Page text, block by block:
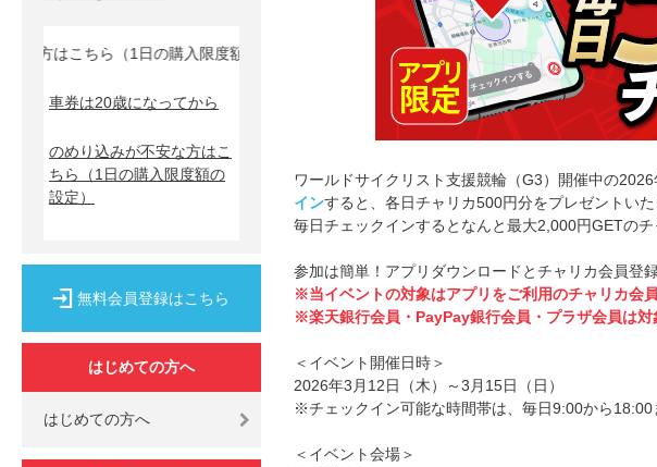
こちら（1日の購入限度額の設定）↓
車券は20歳になってから
のめり込みが不安な方はこ
ちら
（1日の購入限度額の
設定）
無料会員登録はこちら
はじめての方へ
はじめての方へ
ワールドサイクリスト支援競輪（G3）開催中の
インすると、各日チャリカ500円分をプレゼントいた
毎日チェックインするとなんと最大2,000円GETのチ
参加は簡単！アプリダウンロードとチャリカ会員登
※当イベントの対象はアプリをご利用のチャリカ会員
※楽天銀行会員・PayPay銀行会員・プラザ会員は対
＜イベント開催日時＞
2026年3月12日（木）～3月15日（日）
※チェックイン可能な時間帯は、毎日9:00から18:00
＜イベント会場＞